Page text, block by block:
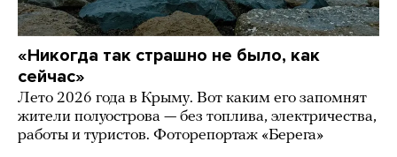
«Никогда так страшно не было, как
сейчас»
Лето 2026 года в Крыму. Вот каким его запомнят
жители полуострова — без топлива, электричества,
работы и туристов. Фоторепортаж «Берега»